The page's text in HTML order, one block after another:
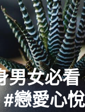
女必
戀愛心